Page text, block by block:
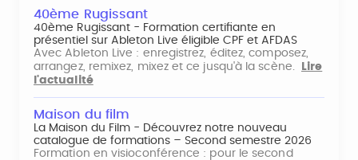
40ème Rugissant
40ème Rugissant - Formation certifiante en
présentiel sur Ableton Live éligible CPF et AFDAS
Avec Ableton Live : enregistrez, éditez, composez,
arrangez, remixez, mixez et ce jusqu'à la scène.
Lire
l'actualité
Maison du film
La Maison du Film - Découvrez notre nouveau
catalogue de formations – Second semestre 2026
Formation en visioconférence : pour le second